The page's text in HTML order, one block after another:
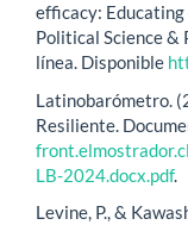
efficacy:
Political Science &
línea. Disponible
Latinobarómetro.
Resiliente.
LB-2024.docx.pdf.
Levine, P., &